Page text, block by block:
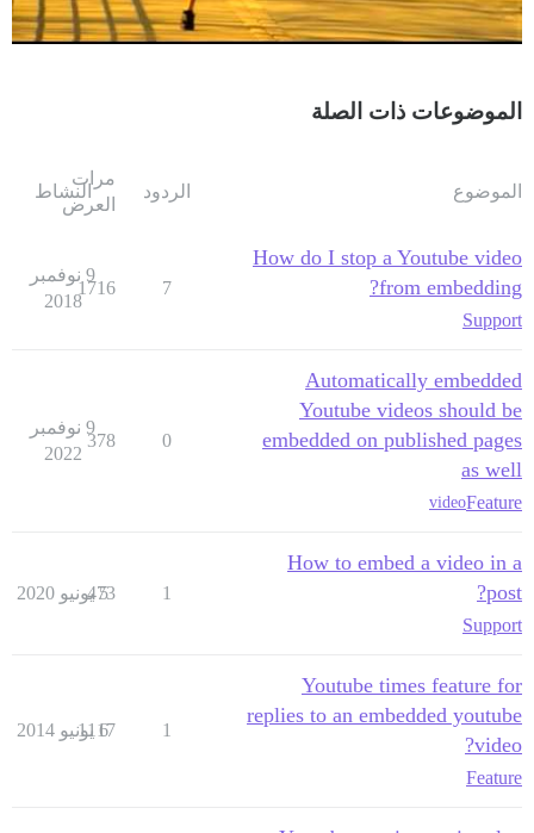
الموضوعات ذات الصلة
الموضوع الردود
مرات
العرض
النشاط
How do I stop a Youtube video
from embedding?
Support
7
1716
9 نوفمبر
2018
Automatically embedded
Youtube videos should be
embedded on published pages
as well
Feature
video
0
378
9 نوفمبر
2022
How to embed a video in a
post?
Support
1
473
5 يونيو 2020
Youtube times feature for
replies to an embedded youtube
video?
Feature
1
1117
6 يونيو 2014